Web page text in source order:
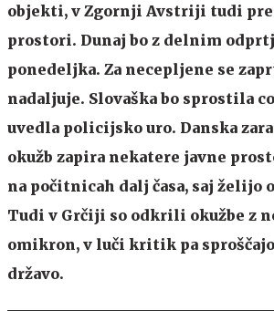
objekti, v Zgornji Avstriji tudi
prostori. Dunaj bo z delnim
ponedeljka. Za necepljene se
nadaljuje. Slovaška bo sprostila
uvedla policijsko uro. Danska
okužb zapira nekatere javne
na počitnicah dalj časa, saj
Tudi v Grčiji so odkrili okužbe z
omikron, v luči kritik pa
državo.